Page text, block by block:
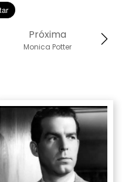
Próxima
Monica Potter